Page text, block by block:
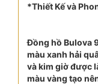
*Thiết Kế và
Đồng hồ Bulova
màu xanh hải
và kim giờ được
màu vàng tạo